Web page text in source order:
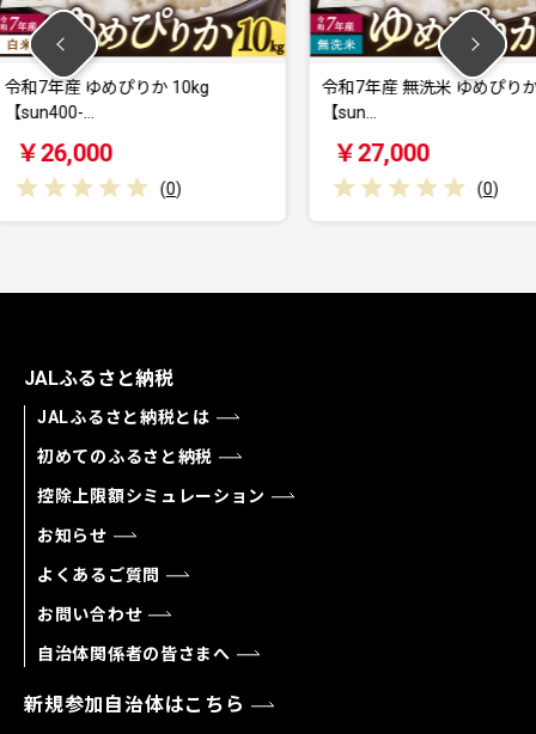
令和7年産 無洗米 ゆめぴりか 10kg
新米 予約
JALふるさと納税
JALふるさと納税とは
初めてのふるさと納税
控除上限額シミュレーション
お知らせ
よくあるご質問
お問い合わせ
自治体関係者の皆さまへ
新規参加自治体はこちら